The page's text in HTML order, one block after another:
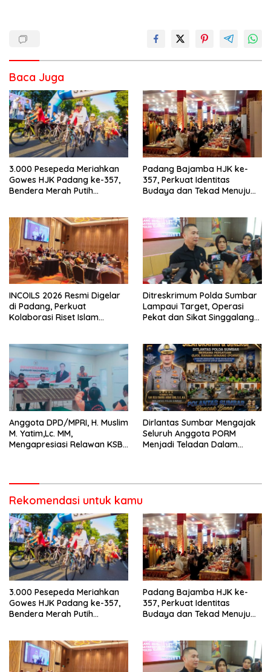
Baca Juga
3.000 Pesepeda Meriahkan
Gowes HJK Padang ke-357,
Bendera Merah Putih
Padang Bajamba HJK ke-
357, Perkuat Identitas
Budaya dan Tekad Menuju
INCOILS 2026 Resmi Digelar
di Padang, Perkuat
Kolaborasi Riset Islam
Ditreskrimum Polda Sumbar
Lampaui Target, Operasi
Pekat dan Sikat Singgalang
Anggota DPD/MPRI, H. Muslim
M. Yatim,Lc. MM,
Mengapresiasi Relawan KSB
Dirlantas Sumbar Mengajak
Seluruh Anggota PORM
Menjadi Teladan Dalam
Berkendara
Rekomendasi untuk kamu
3.000 Pesepeda Meriahkan
Gowes HJK Padang ke-357,
Bendera Merah Putih
Padang Bajamba HJK ke-
357, Perkuat Identitas
Budaya dan Tekad Menuju